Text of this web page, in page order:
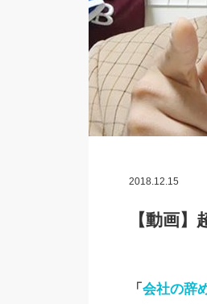
2018.12.15
【動画
「 会社の辞